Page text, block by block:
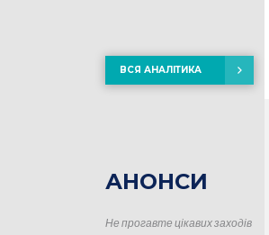
ВСЯ АНАЛІТИКА
АНОНСИ
Не прогавте цікавих заходів